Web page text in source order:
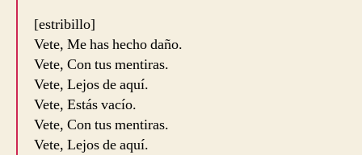
[estribillo]
Vete, Me has hecho daño.
Vete, Con tus mentiras.
Vete, Lejos de aquí.
Vete, Estás vacío.
Vete, Con tus mentiras.
Vete, Lejos de aquí.